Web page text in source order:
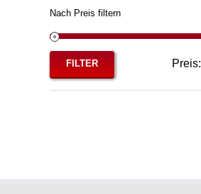
Nach Preis filtern
Min.
Preis
Max.
Preis
FILTER Preis: